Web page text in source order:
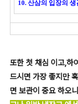
10. 산삼의 입장의 생
또한 첫 채심 이고,하
드시면 가장 좋지만
면 보관이 중요 하오니